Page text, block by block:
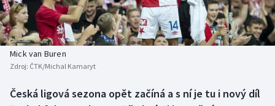
Basketbal
Biatlon
Historické návraty
Aplikace ČT sport
Mick van Buren
Zdroj: ČTK/Michal Kamaryt
Česká ligová sezona opět začíná a s ní je tu i nový díl